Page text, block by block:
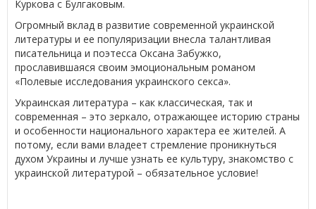
Куркова с Булгаковым.
Огромный вклад в развитие современной украинской
литературы и ее популяризации внесла талантливая
писательница и поэтесса Оксана Забужко,
прославившаяся своим эмоциональным романом
«Полевые исследования украинского секса».
Украинская литература – как классическая, так и
современная – это зеркало, отражающее историю страны
и особенности национального характера ее жителей. А
потому, если вами владеет стремление проникнуться
духом Украины и лучше узнать ее культуру, знакомство с
украинской литературой – обязательное условие!